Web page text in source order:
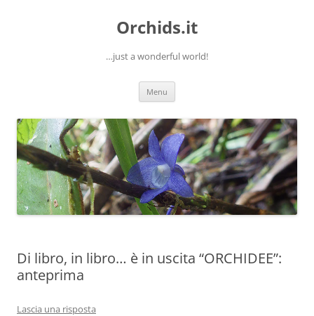
Orchids.it
…just a wonderful world!
Menu
Di libro, in libro… è in uscita “ORCHIDEE”:
anteprima
Lascia una risposta